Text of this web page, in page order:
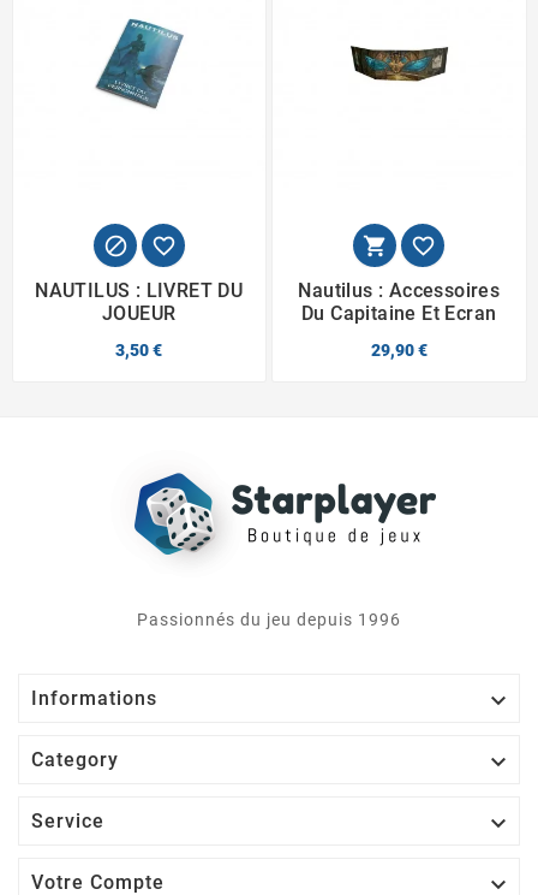
 
NAUTILUS : LIVRET DU
JOUEUR
3,50 €
 
Nautilus : Accessoires
Du Capitaine Et Ecran
29,90 €
Passionnés du jeu depuis 1996
Informations 
Category 
Service 
Votre Compte 